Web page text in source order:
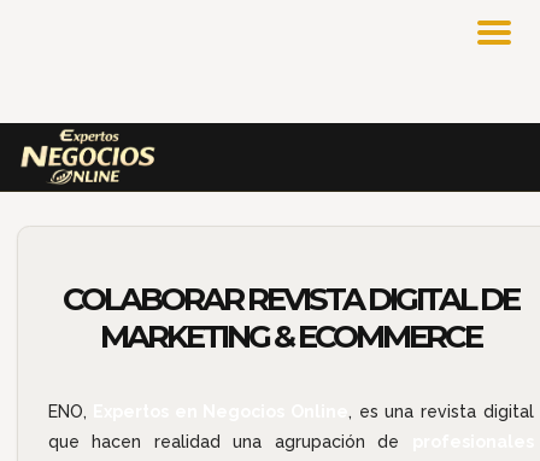
COLABORAR REVISTA DIGITAL DE
MARKETING & ECOMMERCE
ENO,
, es una revista digital
que hacen realidad una agrupación de